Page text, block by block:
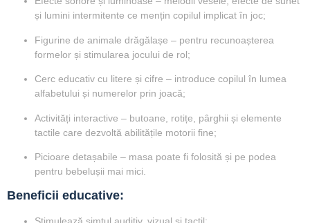
și lumini intermitente ce mențin copilul implicat în joc;
Figurine de animale drăgălașe – pentru recunoașterea
formelor și stimularea jocului de rol;
Cerc educativ cu litere și cifre – introduce copilul în lumea
alfabetului și numerelor prin joacă;
Activități interactive – butoane, rotițe, pârghii și elemente
tactile care dezvoltă abilitățile motorii fine;
Picioare detașabile – masa poate fi folosită și pe podea
pentru bebelușii mai mici.
Beneficii educative: